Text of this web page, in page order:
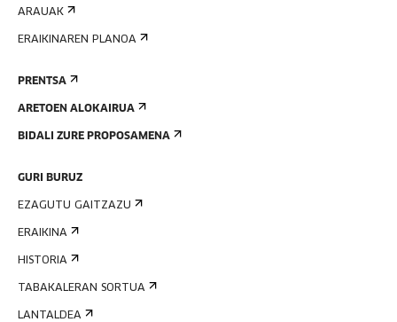
ARAUAK
ERAIKINAREN PLANOA
PRENTSA
ARETOEN ALOKAIRUA
BIDALI ZURE PROPOSAMENA
GURI BURUZ
EZAGUTU GAITZAZU
ERAIKINA
HISTORIA
TABAKALERAN SORTUA
LANTALDEA